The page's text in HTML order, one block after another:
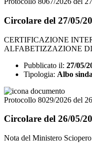
Circolare del 27/05/
CERTIFICAZIONE
ALFABETIZZAZIONE
Pubblicato il: 27/05/
Tipologia: Albo
Protocollo 8029/2026 del
Circolare del 26/05/
Nota del Ministero